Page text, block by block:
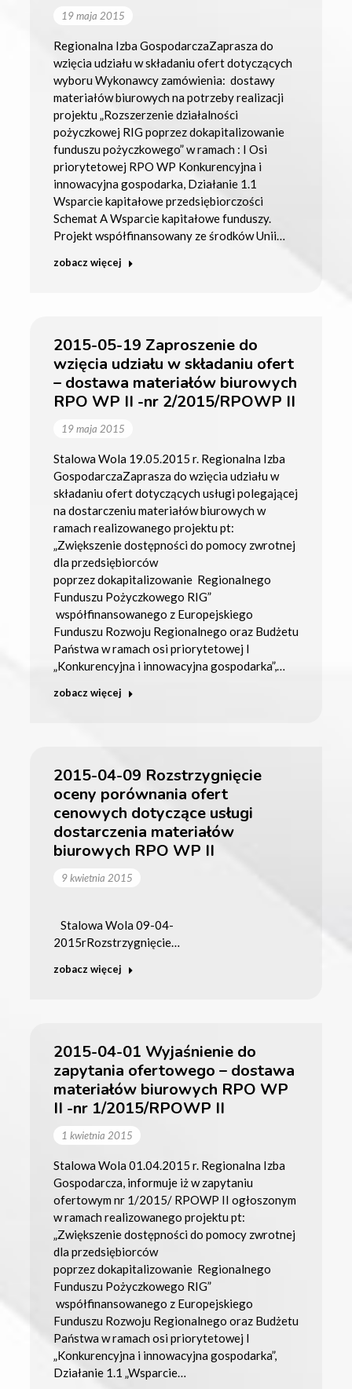
19 maja 2015
Regionalna Izba GospodarczaZaprasza do
wzięcia udziału w składaniu ofert dotyczących
wyboru Wykonawcy zamówienia: dostawy
materiałów biurowych na potrzeby realizacji
projektu „Rozszerzenie działalności
pożyczkowej RIG poprzez dokapitalizowanie
funduszu pożyczkowego” w ramach : I Osi
priorytetowej RPO WP Konkurencyjna i
innowacyjna gospodarka, Działanie 1.1
Wsparcie kapitałowe przedsiębiorczości
Schemat A Wsparcie kapitałowe funduszy.
Projekt współfinansowany ze środków Unii…
zobacz więcej
2015-05-19 Zaproszenie do
wzięcia udziału w składaniu ofert
– dostawa materiałów biurowych
RPO WP II -nr 2/2015/RPOWP II
19 maja 2015
Stalowa Wola 19.05.2015 r. Regionalna Izba
GospodarczaZaprasza do wzięcia udziału w
składaniu ofert dotyczących usługi polegającej
na dostarczeniu materiałów biurowych w
ramach realizowanego projektu pt:
„Zwiększenie dostępności do pomocy zwrotnej
dla przedsiębiorców
poprzez dokapitalizowanie Regionalnego
Funduszu Pożyczkowego RIG”
współfinansowanego z Europejskiego
Funduszu Rozwoju Regionalnego oraz Budżetu
Państwa w ramach osi priorytetowej I
„Konkurencyjna i innowacyjna gospodarka”,…
zobacz więcej
2015-04-09 Rozstrzygnięcie
oceny porównania ofert
cenowych dotyczące usługi
dostarczenia materiałów
biurowych RPO WP II
9 kwietnia 2015
Stalowa Wola 09-04-
2015rRozstrzygnięcie…
zobacz więcej
2015-04-01 Wyjaśnienie do
zapytania ofertowego – dostawa
materiałów biurowych RPO WP
II -nr 1/2015/RPOWP II
1 kwietnia 2015
Stalowa Wola 01.04.2015 r. Regionalna Izba
Gospodarcza, informuje iż w zapytaniu
ofertowym nr 1/2015/ RPOWP II ogłoszonym
w ramach realizowanego projektu pt:
„Zwiększenie dostępności do pomocy zwrotnej
dla przedsiębiorców
poprzez dokapitalizowanie Regionalnego
Funduszu Pożyczkowego RIG”
współfinansowanego z Europejskiego
Funduszu Rozwoju Regionalnego oraz Budżetu
Państwa w ramach osi priorytetowej I
„Konkurencyjna i innowacyjna gospodarka”,
Działanie 1.1 „Wsparcie…